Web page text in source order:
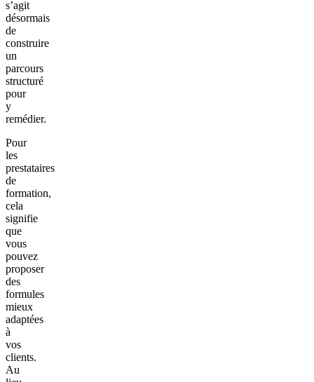
s’agit
désormais
de
construire
un
parcours
structuré
pour
y
remédier.
Pour
les
prestataires
de
formation,
cela
signifie
que
vous
pouvez
proposer
des
formules
mieux
adaptées
à
vos
clients.
Au